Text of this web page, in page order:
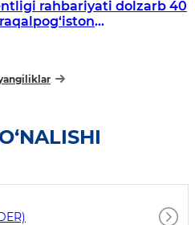
rahbariyati dolzarb 40